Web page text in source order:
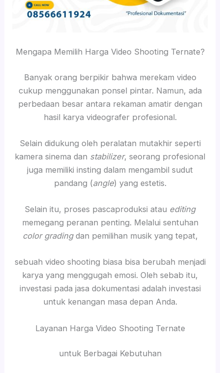
Mengapa Memilih Harga Video Shooting Ternate?
Banyak orang berpikir bahwa merekam video
cukup menggunakan ponsel pintar. Namun, ada
perbedaan besar antara rekaman amatir dengan
hasil karya videografer profesional.
Selain didukung oleh peralatan mutakhir seperti
kamera sinema dan stabilizer, seorang profesional
juga memiliki insting dalam mengambil sudut
pandang (angle) yang estetis.
Selain itu, proses pascaproduksi atau editing
memegang peranan penting. Melalui sentuhan
color gradingdan pemilihan musik yang tepat,
sebuah video shooting biasa bisa berubah menjadi
karya yang menggugah emosi. Oleh sebab itu,
investasi pada jasa dokumentasi adalah investasi
untuk kenangan masa depan Anda.
Layanan Harga Video Shooting Ternate
untuk Berbagai Kebutuhan